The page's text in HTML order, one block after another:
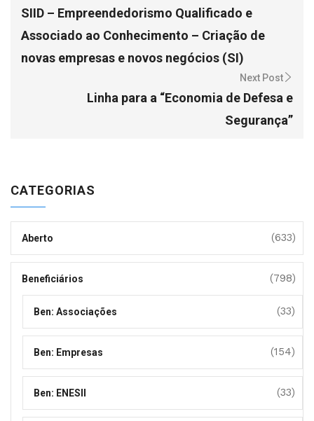
SIID – Empreendedorismo Qualificado e
Associado ao Conhecimento – Criação de
novas empresas e novos negócios (SI)
Next Post
Linha para a “Economia de Defesa e
Segurança”
CATEGORIAS
Aberto (633)
Beneficiários (798)
Ben: Associações (33)
Ben: Empresas (154)
Ben: ENESII (33)